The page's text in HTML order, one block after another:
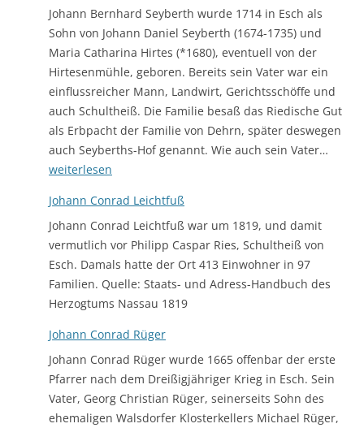
Johann Bernhard Seyberth wurde 1714 in Esch als
Sohn von Johann Daniel Seyberth (1674-1735) und
Maria Catharina Hirtes (*1680), eventuell von der
Hirtesenmühle, geboren. Bereits sein Vater war ein
einflussreicher Mann, Landwirt, Gerichtsschöffe und
auch Schultheiß. Die Familie besaß das Riedische Gut
als Erbpacht der Familie von Dehrn, später deswegen
auch Seyberths-Hof genannt. Wie auch sein Vater…
weiterlesen
Johann Conrad Leichtfuß
Johann Conrad Leichtfuß war um 1819, und damit
vermutlich vor Philipp Caspar Ries, Schultheiß von
Esch. Damals hatte der Ort 413 Einwohner in 97
Familien. Quelle: Staats- und Adress-Handbuch des
Herzogtums Nassau 1819‎
Johann Conrad Rüger
Johann Conrad Rüger wurde 1665 offenbar der erste
Pfarrer nach dem Dreißigjähriger Krieg in Esch. Sein
Vater, Georg Christian Rüger, seinerseits Sohn des
ehemaligen Walsdorfer Klosterkellers Michael Rüger,